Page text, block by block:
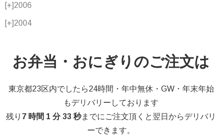
[+]2006
[+]2004
お弁当・おにぎりのご注文は
東京都23区内でしたら24時間・年中無休・GW・年末年始
もデリバリーしております
残り 7 時間 1 分 33 秒までにご注文頂くと翌日からデリバリ
ーできます。